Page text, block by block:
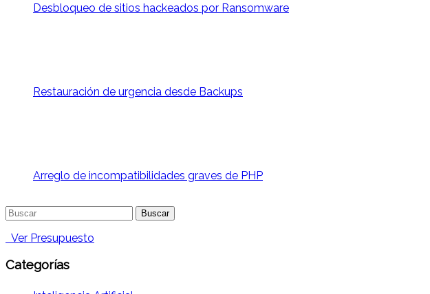
Desbloqueo de sitios hackeados por Ransomware
Restauración de urgencia desde Backups
Arreglo de incompatibilidades graves de PHP
Buscar:
Ver Presupuesto
Categorías